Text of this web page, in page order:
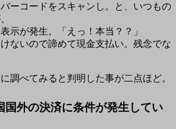
ーコードをスキャンし。と、いつもの
示が発生。「えっ！本当？？」
ないので諦めて現金支払い。残念でな
調べてみると判明した事が二点ほど。
国外の決済に条件が発生してい